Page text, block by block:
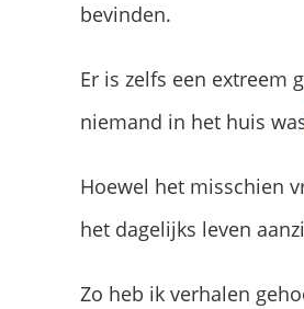
bevinden.
Er is zelfs een extreem
niemand in het huis
Hoewel het misschien
het dagelijks leven
Zo heb ik verhalen